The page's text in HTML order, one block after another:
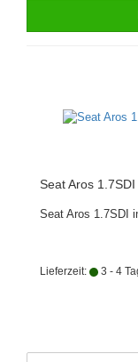
Seat Aros
Seat Aros 1.7SDI
Lieferzeit: 3 - 4